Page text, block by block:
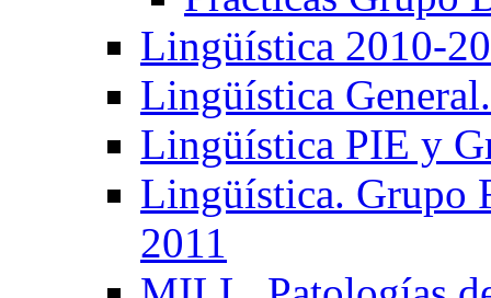
Lingüística 2010-
Lingüística
Lingüística PIE y
Lingüística. Grupo
2011